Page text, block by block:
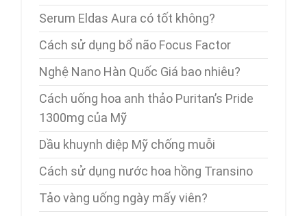
Serum Eldas Aura có tốt không?
Cách sử dụng bổ não Focus Factor
Nghệ Nano Hàn Quốc Giá bao nhiêu?
Cách uống hoa anh thảo Puritan’s Pride
1300mg của Mỹ
Dầu khuynh diệp Mỹ chống muỗi
Cách sử dụng nước hoa hồng Transino
Tảo vàng uống ngày mấy viên?